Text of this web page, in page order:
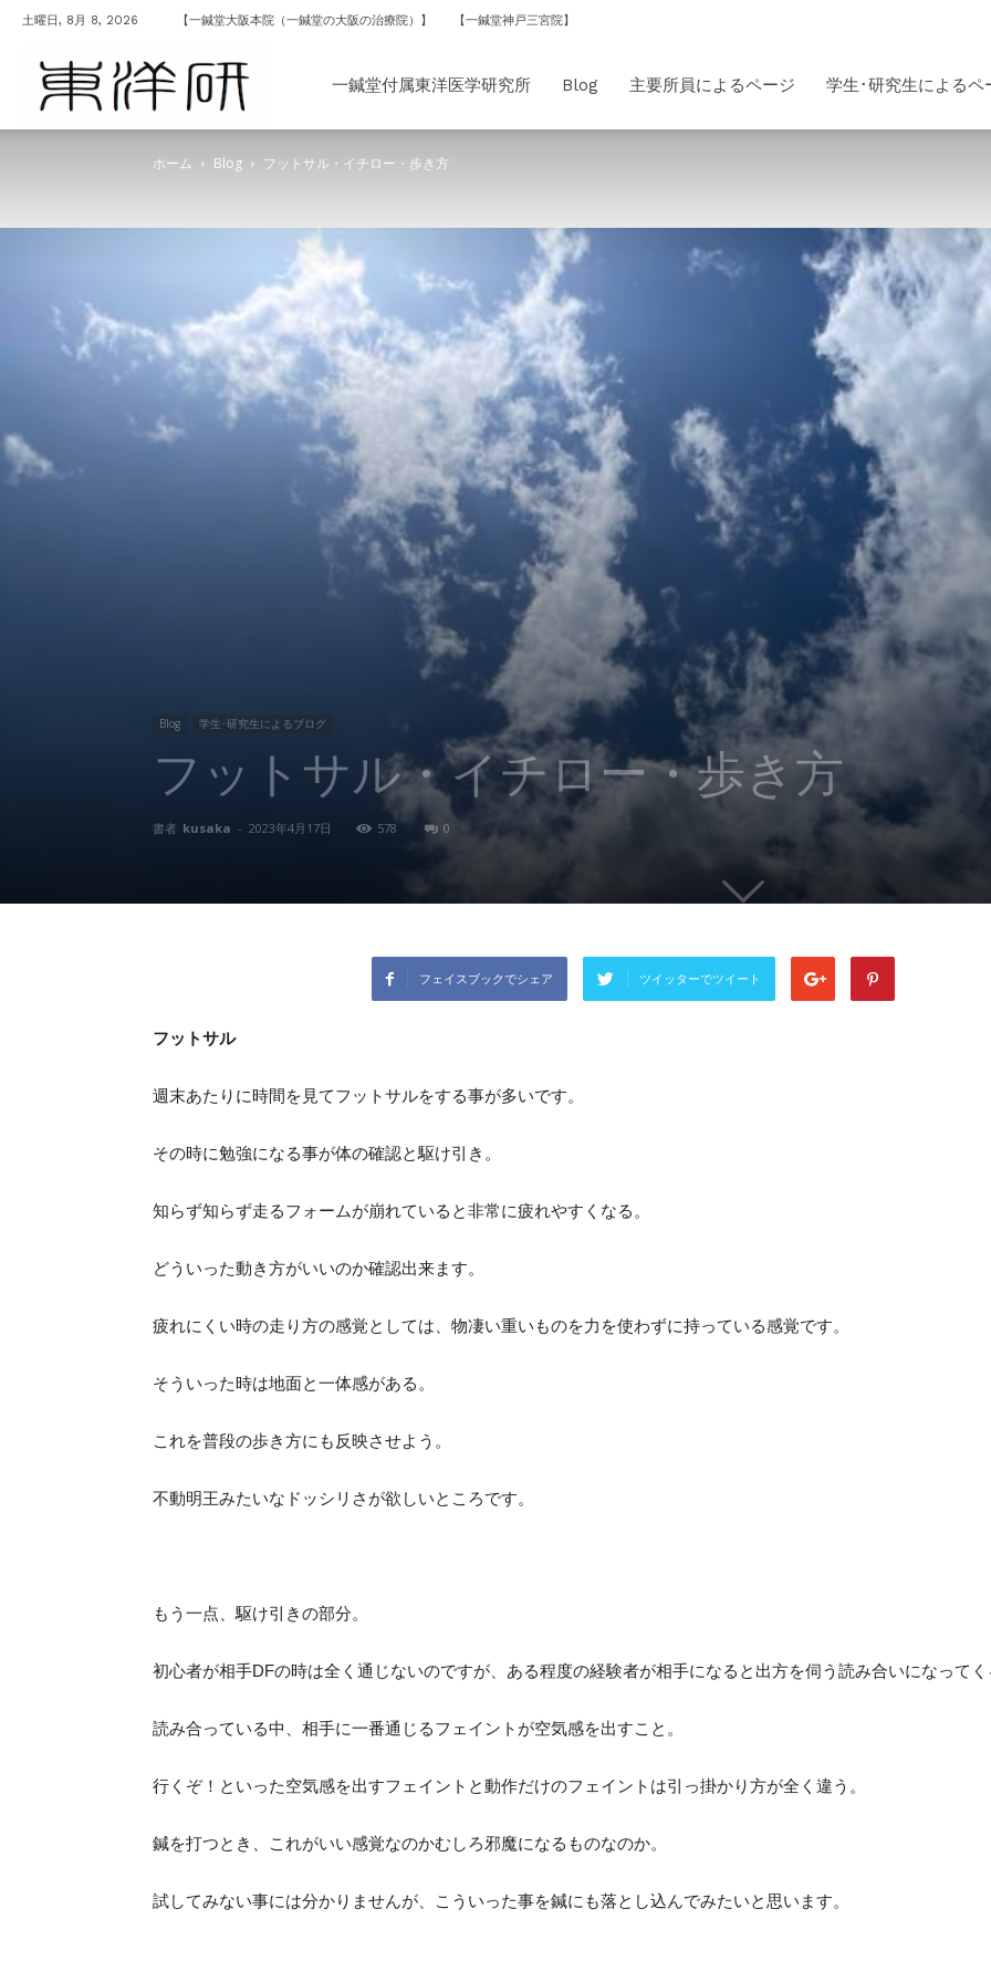
土曜日, 8月 8, 2026 【一鍼堂大阪本院（一鍼堂の大阪の治療院）】 【一鍼堂神戸三宮院】
鍼
付
学
一鍼堂付属東洋医学研究所 Blog 主要所員によるページ 学生･研究生によるペ
ホーム Blog フットサル・イチロー・歩き方
Blog 学生･研究生によるブログ
フットサル・イチロー・歩き方
書者 kusaka - 2023年4月17日 578 0
フェイスブックでシェア ツイッターでツイート
フットサル
週末あたりに時間を見てフットサルをする事が多いです。
その時に勉強になる事が体の確認と駆け引き。
知らず知らず走るフォームが崩れていると非常に疲れやすくなる。
どういった動き方がいいのか確認出来ます。
疲れにくい時の走り方の感覚としては、物凄い重いものを力を使わずに持っている感覚です。
そういった時は地面と一体感がある。
これを普段の歩き方にも反映させよう。
不動明王みたいなドッシリさが欲しいところです。
もう一点、駆け引きの部分。
初心者が相手DFの時は全く通じないのですが、ある程度の経験者が相手になると出方を伺う読み合いになって
読み合っている中、相手に一番通じるフェイントが空気感を出すこと。
行くぞ！といった空気感を出すフェイントと動作だけのフェイントは引っ掛かり方が全く違う。
鍼を打つとき、これがいい感覚なのかむしろ邪魔になるものなのか。
試してみない事には分かりませんが、こういった事を鍼にも落とし込んでみたいと思います。